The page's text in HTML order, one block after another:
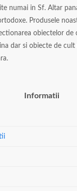
numai in Sf. Altar
Produsele
obiectelor de
dar si obiecte de
Informatii